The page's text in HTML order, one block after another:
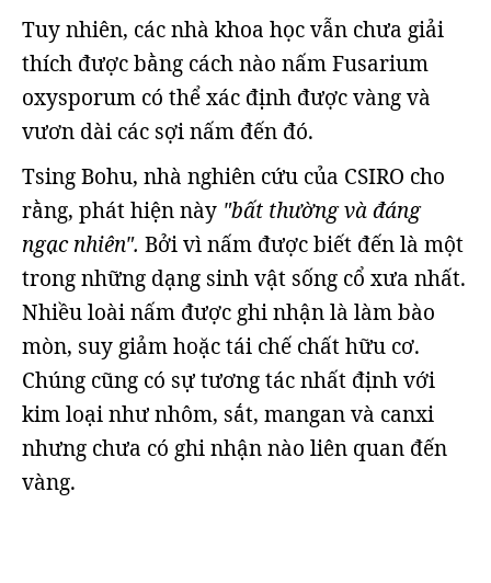
Tuy nhiên, các nhà khoa học vẫn chưa giải
thích được bằng cách nào nấm Fusarium
oxysporum có thể xác định được vàng và
vươn dài các sợi nấm đến đó.
Tsing Bohu, nhà nghiên cứu của CSIRO cho
rằng, phát hiện này "bất thường và đáng
ngạc nhiên". Bởi vì nấm được biết đến là một
trong những dạng sinh vật sống cổ xưa nhất.
Nhiều loài nấm được ghi nhận là làm bào
mòn, suy giảm hoặc tái chế chất hữu cơ.
Chúng cũng có sự tương tác nhất định với
kim loại như nhôm, sắt, mangan và canxi
nhưng chưa có ghi nhận nào liên quan đến
vàng.